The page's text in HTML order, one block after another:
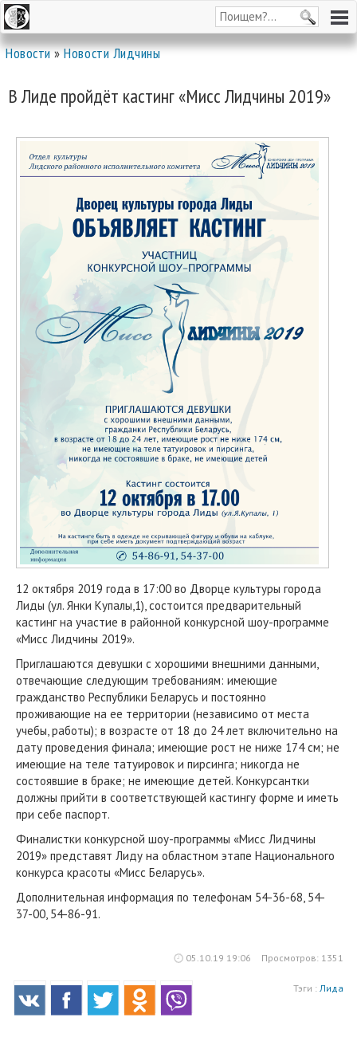
Новости»Новости Лидчины
В Лиде пройдёт кастинг «Мисс Лидчины 2019»
12 октября 2019 года в 17:00 во Дворце культуры города
Лиды (ул. Янки Купалы,1), состоится предварительный
кастинг на участие в районной конкурсной шоу-программе
«Мисс Лидчины 2019».
Приглашаются девушки с хорошими внешними данными,
отвечающие следующим требованиям: имеющие
гражданство Республики Беларусь и постоянно
проживающие на ее территории (независимо от места
учебы, работы); в возрасте от 18 до 24 лет включительно на
дату проведения финала; имеющие рост не ниже 174 см; не
имеющие на теле татуировок и пирсинга; никогда не
состоявшие в браке; не имеющие детей. Конкурсантки
должны прийти в соответствующей кастингу форме и иметь
при себе паспорт.
Финалистки конкурсной шоу-программы «Мисс Лидчины
2019» представят Лиду на областном этапе Национального
конкурса красоты «Мисс Беларусь».
Дополнительная информация по телефонам 54-36-68, 54-
37-00, 54-86-91.
05.10.19 19:06 Просмотров: 1351
Тэги : Лида